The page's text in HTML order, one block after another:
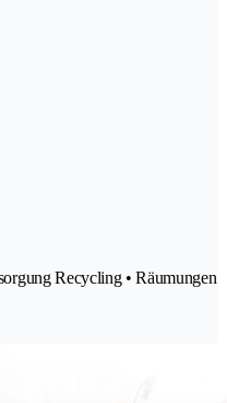
Recycling • Räumungen